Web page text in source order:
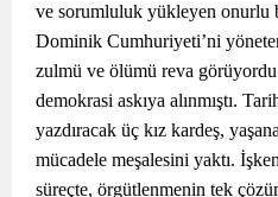
ve sorumluluk yükleyen onurlu
Dominik Cumhuriyeti’ni
zulmü ve ölümü reva
demokrasi askıya alınmıştı.
yazdıracak üç kız kardeş,
mücadele meşalesini yaktı.
süreçte, örgütlenmenin tek